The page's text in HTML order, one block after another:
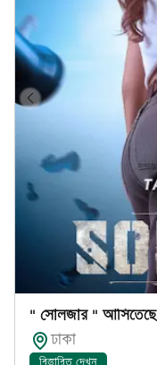
" সোলজার " আসিতেছে
ঢাকা